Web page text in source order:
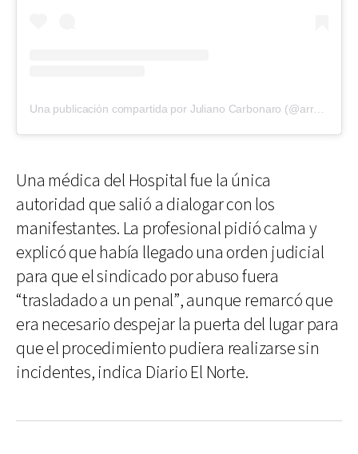
Una médica del Hospital fue la única
autoridad que salió a dialogar con los
manifestantes. La profesional pidió calma y
explicó que había llegado una orden judicial
para que el sindicado por abuso fuera
“trasladado a un penal”, aunque remarcó que
era necesario despejar la puerta del lugar para
que el procedimiento pudiera realizarse sin
incidentes, indica Diario El Norte.